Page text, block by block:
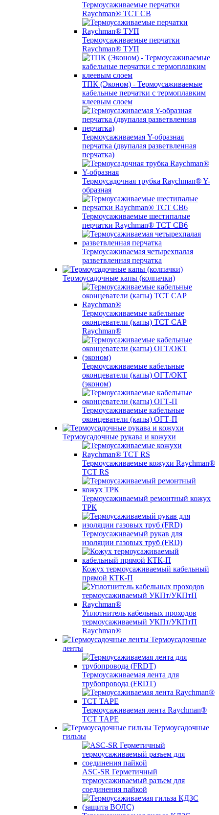
Термоусаживаемые перчатки
Raychman® TCT CB
Термоусаживаемые перчатки
Raychman® ТУП
ТПК (Эконом) - Термоусаживаемые
кабельные перчатки с термоплавким
клеевым слоем
Термоусаживаемая Y-образная
перчатка (двупалая разветвленная
перчатка)
Термоусадочная трубка Raychman® Y-
образная
Термоусаживаемые шестипалые
перчатки Raychman® ТСТ СВ6
Термоусаживаемая четырехпалая
разветвленная перчатка
Термоусадочные капы (колпачки)
Термоусаживаемые кабельные
оконцеватели (капы) ТCT CAP
Raychman®
Термоусаживаемые кабельные
оконцеватели (капы) ОГТ/ОКТ
(эконом)
Термоусаживаемые кабельные
оконцеватели (капы) ОГТ-П
Термоусадочные рукава и кожухи
Термоусаживаемые кожухи Raychman®
TCT RS
Термоусаживаемый ремонтный кожух
ТРК
Термоусаживаемый рукав для
изоляции газовых труб (FRD)
Кожух термоусаживаемый кабельный
прямой КТК-П
Уплотнитель кабельных проходов
термоусаживаемый УКПт/УКПтП
Raychman®
Термоусадочные
ленты
Термоусаживаемая лента для
трубопровода (FRDT)
Термоусаживаемая лента Raychman®
TCT TAPE
Термоусадочные
гильзы
ASC‐SR Герметичный
термоусаживаемый разъем для
соединения пайкой